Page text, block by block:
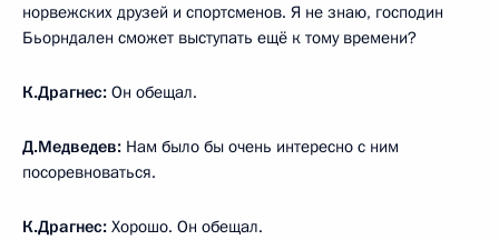
норвежских друзей и спортсменов. Я не знаю, господин
Бьорндален сможет выступать ещё к тому времени?
К.Драгнес: Он обещал.
Д.Медведев: Нам было бы очень интересно с ним
посоревноваться.
К.Драгнес: Хорошо. Он обещал.